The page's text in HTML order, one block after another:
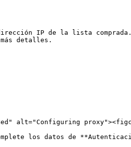
IP de la lista
más detalles.
alt="Configuring
los datos de